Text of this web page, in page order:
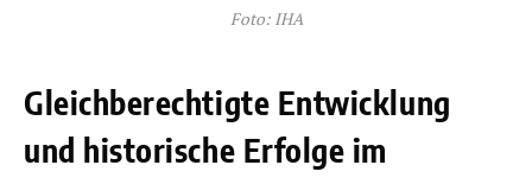
Foto: IHA
Gleichberechtigte Entwicklung
und historische Erfolge im